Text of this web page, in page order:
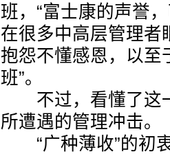
班，“富士康的声誉
在很多中高层管理者
抱怨不懂感恩，以至
班”。
不过，看懂了这一
所遭遇的管理冲击。
“广种薄收”的初